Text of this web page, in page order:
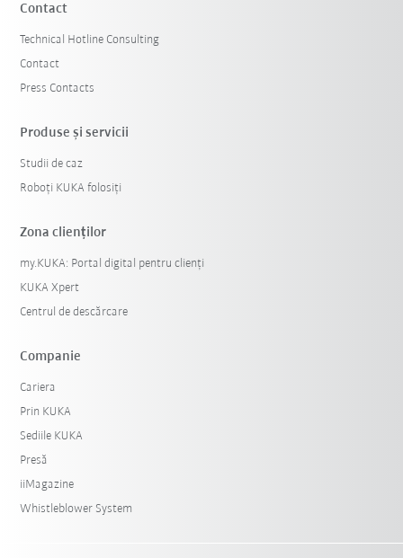
Contact
Technical Hotline Consulting
Contact
Press Contacts
Produse şi servicii
Studii de caz
Roboți KUKA folosiți
Zona clienților
my.KUKA: Portal digital pentru clienți
KUKA Xpert
Centrul de descărcare
Companie
Cariera
Prin KUKA
Sediile KUKA
Presă
iiMagazine
Whistleblower System